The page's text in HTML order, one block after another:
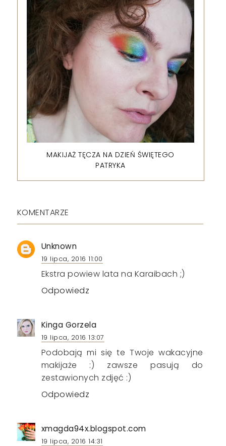
MAKIJAŻ TĘCZA NA DZIEŃ ŚWIĘTEGO
PATRYKA
KOMENTARZE
Unknown
19 lipca, 2016 11:00
Ekstra powiew lata na Karaibach ;)
Odpowiedz
Kinga Gorzela
19 lipca, 2016 13:07
Podobają mi się te Twoje wakacyjne
makijaże :) zawsze pasują do
zestawionych zdjęć :)
Odpowiedz
xmagda94x.blogspot.com
19 lipca, 2016 14:31